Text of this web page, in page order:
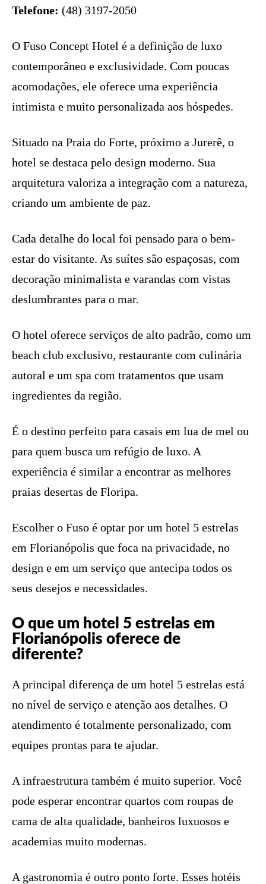
Telefone: (48) 3197-2050
O Fuso Concept Hotel é a definição de luxo
contemporâneo e exclusividade. Com poucas
acomodações, ele oferece uma experiência
intimista e muito personalizada aos hóspedes.
Situado na Praia do Forte, próximo a Jurerê, o
hotel se destaca pelo design moderno. Sua
arquitetura valoriza a integração com a natureza,
criando um ambiente de paz.
Cada detalhe do local foi pensado para o bem-
estar do visitante. As suítes são espaçosas, com
decoração minimalista e varandas com vistas
deslumbrantes para o mar.
O hotel oferece serviços de alto padrão, como um
beach club exclusivo, restaurante com culinária
autoral e um spa com tratamentos que usam
ingredientes da região.
É o destino perfeito para casais em lua de mel ou
para quem busca um refúgio de luxo. A
experiência é similar a encontrar as melhores
praias desertas de Floripa.
Escolher o Fuso é optar por um hotel 5 estrelas
em Florianópolis que foca na privacidade, no
design e em um serviço que antecipa todos os
seus desejos e necessidades.
O que um hotel 5 estrelas em
Florianópolis oferece de
diferente?
A principal diferença de um hotel 5 estrelas está
no nível de serviço e atenção aos detalhes. O
atendimento é totalmente personalizado, com
equipes prontas para te ajudar.
A infraestrutura também é muito superior. Você
pode esperar encontrar quartos com roupas de
cama de alta qualidade, banheiros luxuosos e
academias muito modernas.
A gastronomia é outro ponto forte. Esses hotéis